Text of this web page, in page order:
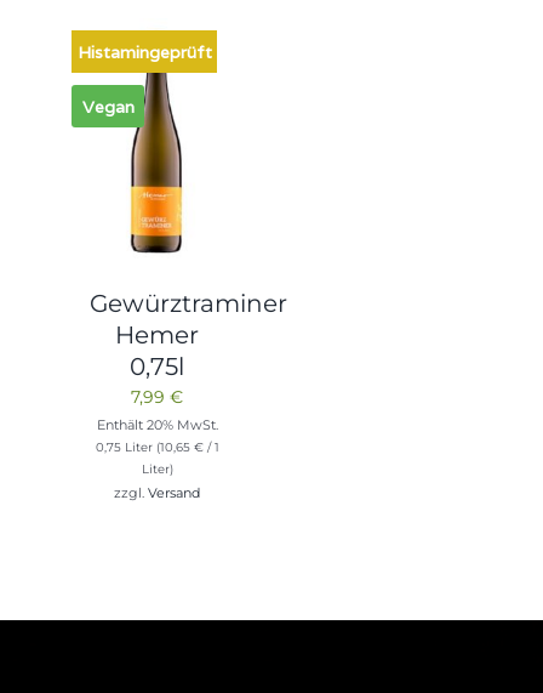
Histamingeprüft
Vegan
Gewürztraminer
Hemer
0,75l
7,99€
Enthält 20% MwSt.
0,75 Liter (10,65 €/ 1
Liter)
zzgl.Versand